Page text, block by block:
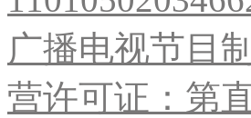
广播电视节目
营许可证：第